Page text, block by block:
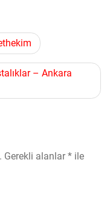
– Ankara
Gerekli alanlar* ile